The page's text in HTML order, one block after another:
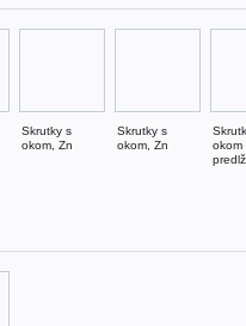
Skrutky s
okom, Zn
Skrutky s
okom, Zn
okom